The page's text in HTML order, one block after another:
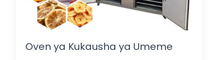
Oven ya Kukausha ya Umeme